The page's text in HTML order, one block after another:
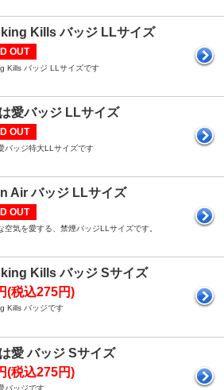
Kills バッジ LLサイズ
OUT
Kills バッジ LLサイズです
愛バッジ LLサイズ
OUT
バッジ特大LLサイズです
Air バッジ LLサイズ
OUT
空気を愛する、禁煙バッジLLサイズです。
Kills バッジ Sサイズ
(税込275円)
Kills バッジです
愛 バッジ Sサイズ
(税込275円)
バッジです